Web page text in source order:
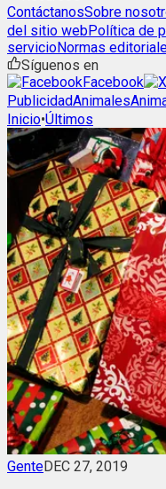
ContáctanosSobre
del sitio webPolítica de
servicioNormas
Síguenos en
Facebook
PublicidadAnimales
Inicio•Últimos
GenteDEC 27, 2019